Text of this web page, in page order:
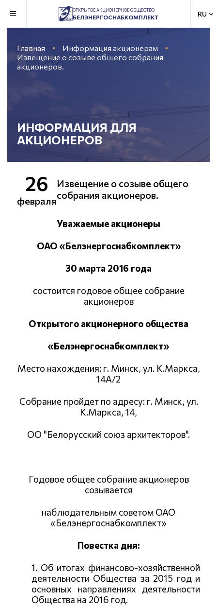
ОТКРЫТОЕ АКЦИОНЕРНОЕ ОБЩЕСТВО
БЕЛЭНЕРГОСНАБКОМПЛЕКТ
Главная
Информация акционерам
Извещение о созыве общего собрания
акционеров.
ИНФОРМАЦИЯ ДЛЯ
АКЦИОНЕРОВ
26
февраля
Извещение о созыве общего
собрания акционеров.
Уважаемые акционеры
ОАО «Белэнергоснабкомплект»
30 марта 2016 года
состоится годовое общее собрание
акционеров
Открытого акционерного общества
«Белэнергоснабкомплект»
Место нахождения: г. Минск, ул. К.Маркса,
14А/2
Собрание пройдет по адресу: г. Минск, ул.
К.Маркса, 14,
ОО "Белорусский союз архитекторов".
Годовое общее собрание акционеров
созывается
наблюдательным советом ОАО
«Белэнергоснабкомплект»
Повестка дня:
1. Об итогах финансово-хозяйственной
деятельности Общества за 2015 год и
основных направлениях деятельности
Общества на 2016 год.